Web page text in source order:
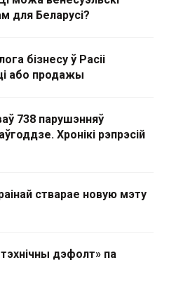
для Беларусі?
бізнесу ў Расіі
або продажы
738 парушэнняў
Хронікі рэпрэсій
стварае новую мэту
дэфолт» па